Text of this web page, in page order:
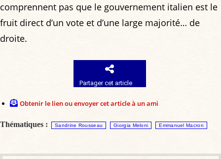
comprennent pas que le gouvernement italien est le
fruit direct d’un vote et d’une large majorité… de
droite.
Partager cet article
Obtenir le lien ou envoyer cet article à un ami
Thématiques : Sandrine Rousseau Giorgia Meloni Emmanuel Macron